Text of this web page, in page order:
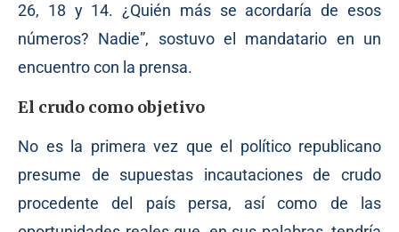
26, 18 y 14. ¿Quién más se acordaría de esos
números? Nadie”, sostuvo el mandatario en un
encuentro con la prensa.
El crudo como objetivo
No es la primera vez que el político republicano
presume de supuestas incautaciones de crudo
procedente del país persa, así como de las